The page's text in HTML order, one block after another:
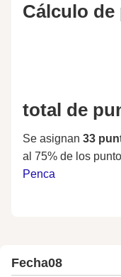
Cálculo de
total de
Se asignan 33
al 75% de los
Penca
Fecha08